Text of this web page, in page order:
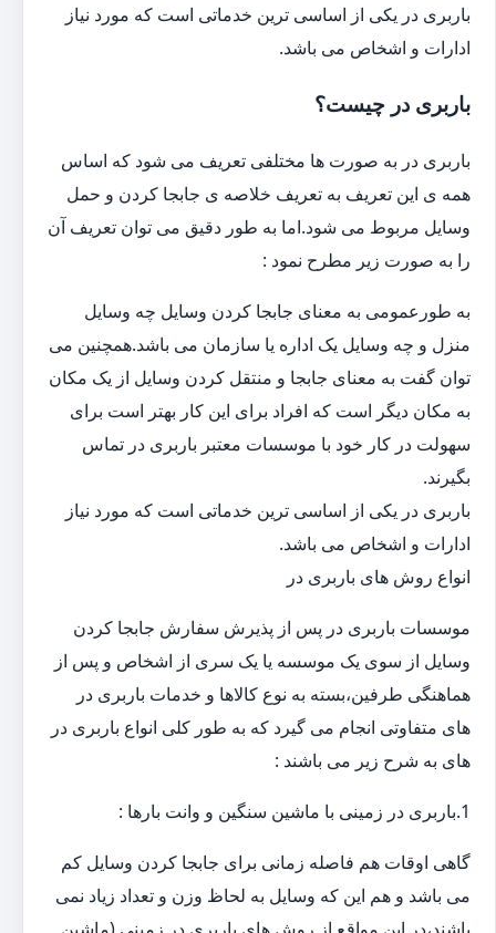
باربری در یکی از اساسی ترین خدماتی است که مورد نیاز
ادارات و اشخاص می باشد.
باربری در چیست؟
باربری در به صورت ها مختلفی تعریف می شود که اساس
همه ی این تعریف به تعریف خلاصه ی جابجا کردن و حمل
وسایل مربوط می شود.اما به طور دقیق می توان تعریف آن
را به صورت زیر مطرح نمود :
به طورعمومی به معنای جابجا کردن وسایل چه وسایل
منزل و چه وسایل یک اداره یا سازمان می باشد.همچنین می
توان گفت به معنای جابجا و منتقل کردن وسایل از یک مکان
به مکان دیگر است که افراد برای این کار بهتر است برای
سهولت در کار خود با موسسات معتبر باربری در تماس
بگیرند.
باربری در یکی از اساسی ترین خدماتی است که مورد نیاز
ادارات و اشخاص می باشد.
انواع روش های باربری در
موسسات باربری در پس از پذیرش سفارش جابجا کردن
وسایل از سوی یک موسسه یا یک سری از اشخاص و پس از
هماهنگی طرفین،بسته به نوع کالاها و خدمات باربری در
های متفاوتی انجام می گیرد که به طور کلی انواع باربری در
های به شرح زیر می باشند :
1.باربری در زمینی با ماشین سنگین و وانت بارها :
گاهی اوقات هم فاصله زمانی برای جابجا کردن وسایل کم
می باشد و هم این که وسایل به لحاظ وزن و تعداد زیاد نمی